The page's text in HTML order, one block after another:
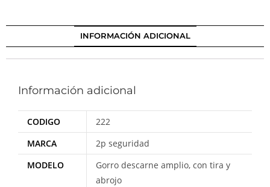
INFORMACIÓN ADICIONAL
Información adicional
CODIGO
222
MARCA
2p seguridad
MODELO
Gorro descarne amplio, con tira y
abrojo